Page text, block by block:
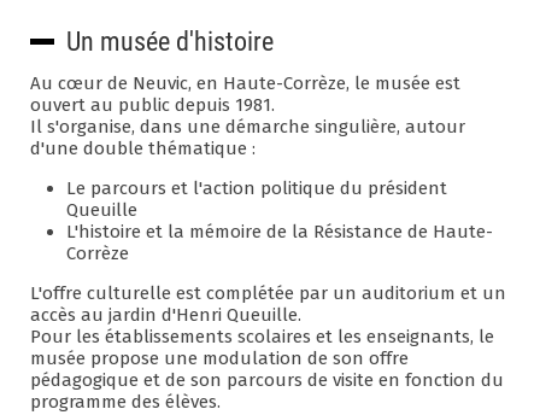
Un musée d'histoire
Au cœur de Neuvic, en Haute-Corrèze, le musée est
ouvert au public depuis 1981.
Il s'organise, dans une démarche singulière, autour
d'une double thématique :
Le parcours et l'action politique du président
Queuille
L'histoire et la mémoire de la Résistance de Haute-
Corrèze
L'offre culturelle est complétée par un auditorium et un
accès au jardin d'Henri Queuille.
Pour les établissements scolaires et les enseignants, le
musée propose une modulation de son offre
pédagogique et de son parcours de visite en fonction du
programme des élèves.